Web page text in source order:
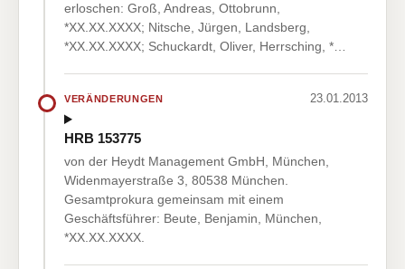
erloschen: Groß, Andreas, Ottobrunn,
*XX.XX.XXXX; Nitsche, Jürgen, Landsberg,
*XX.XX.XXXX; Schuckardt, Oliver, Herrsching, *…
VERÄNDERUNGEN 23.01.2013
HRB 153775
von der Heydt Management GmbH, München,
Widenmayerstraße 3, 80538 München.
Gesamtprokura gemeinsam mit einem
Geschäftsführer: Beute, Benjamin, München,
*XX.XX.XXXX.